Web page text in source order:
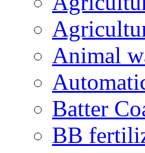
Animal
Batter
BB